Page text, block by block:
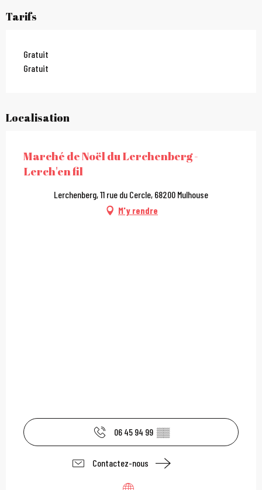
Tarifs
Gratuit
Gratuit
Localisation
Marché de Noël du Lerchenberg -
Lerch'en fil
Lerchenberg, 11 rue du Cercle, 68200 Mulhouse
M'y rendre
06 45 94 99 ▒▒
Contactez-nous